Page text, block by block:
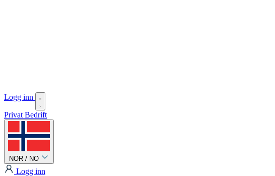
Logg inn
Privat Bedrift
NOR / NO
Logg inn